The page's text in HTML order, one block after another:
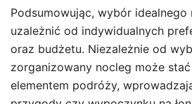
Podsumowując, wybór
uzależnić od indywidualnych
oraz budżetu. Niezależnie od
zorganizowany nocleg może
elementem podróży,